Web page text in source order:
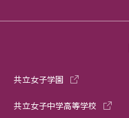
共立女子学園
共立女子中学高等学校